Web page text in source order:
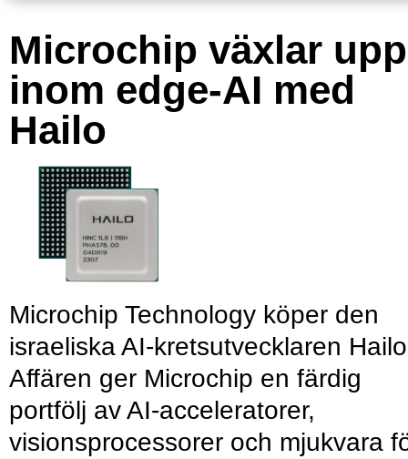
Microchip växlar upp
inom edge-AI med
Hailo
Microchip Technology köper den
israeliska AI-kretsutvecklaren
Affären ger Microchip en färdig
portfölj av AI-acceleratorer,
visionsprocessorer och mjukvara